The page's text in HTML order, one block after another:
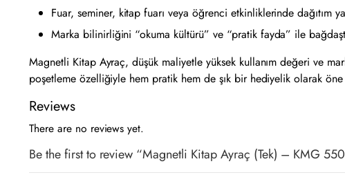
Fuar, seminer, kitap fuarı veya öğrenci etkinliklerinde dağıtım
Marka bilinirliğini “okuma kültürü” ve “pratik fayda” ile
Magnetli Kitap Ayraç, düşük maliyetle yüksek kullanım değeri ve
poşetleme özelliğiyle hem pratik hem de şık bir hediyelik olarak öne
Reviews
There are no reviews yet.
Be the first to review “Magnetli Kitap Ayraç (Tek) – KMG